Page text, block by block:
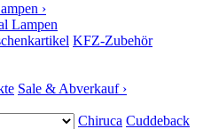
›
Lampen
KFZ-Zubehör
Sale & Abverkauf ›
Chiruca Cuddeback